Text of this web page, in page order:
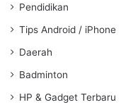
Pendidikan
Tips Android / iPhone
Daerah
Badminton
HP & Gadget Terbaru